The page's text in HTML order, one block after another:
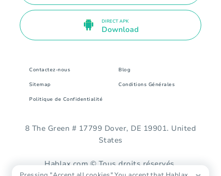
DIRECT APK
Download
Contactez-nous Blog
Sitemap Conditions Générales
Politique de Confidentialité
8 The Green # 17799 Dover, DE 19901. United
States
Hablax.com © Tous droits réservés.